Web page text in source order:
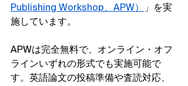
Publishing Workshop、APW）
」を実
施しています。
APWは完全無料で、オンライン・オフ
ラインいずれの形式でも実施可能で
す。英語論文の投稿準備や査読対応、